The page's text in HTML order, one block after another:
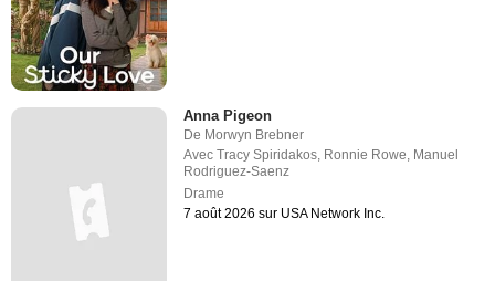
Anna Pigeon
De Morwyn Brebner
AvecTracy Spiridakos, Ronnie Rowe, Manuel
Rodriguez-Saenz
Drame
7 août 2026 sur USA Network Inc.